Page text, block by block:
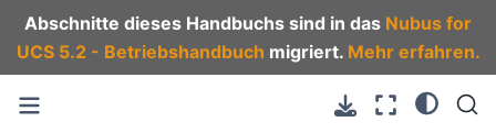
Abschnitte dieses Handbuchs sind in das Nubus for
UCS 5.2 - Betriebshandbuch migriert. Mehr erfahren.